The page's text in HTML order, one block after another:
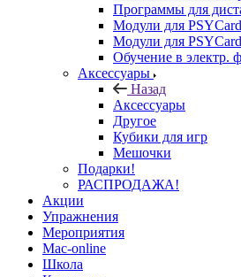
Программы для
Модули для
Модули для
Обучение в электр.
Аксессуары
Назад
Аксессуары
Другое
Кубики для игр
Мешочки
Подарки!
РАСПРОДАЖА!
Акции
Упражнения
Мероприятия
Mac-online
Школа